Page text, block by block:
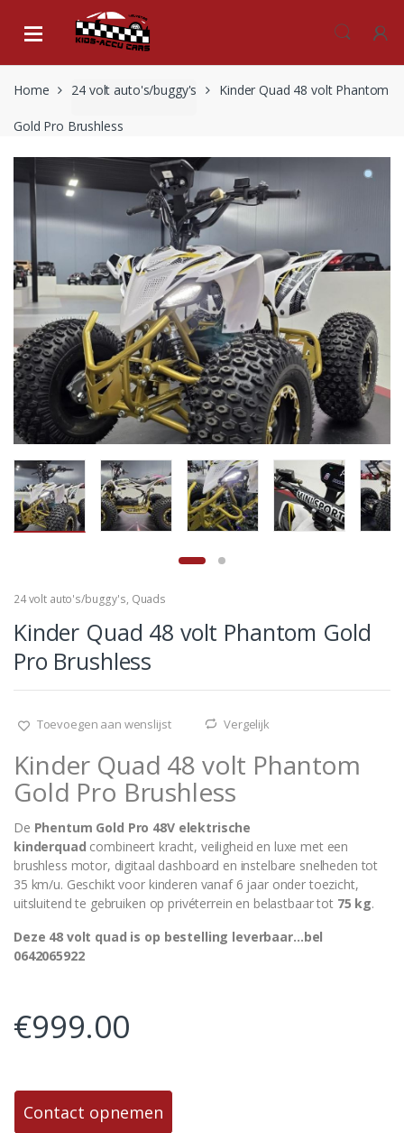
Home 24 volt auto's/buggy's Kinder Quad 48 volt Phantom
Gold Pro Brushless
24 volt auto's/buggy's, Quads
Kinder Quad 48 volt Phantom Gold
Pro Brushless
Toevoegen aan wenslijst Vergelijk
Kinder Quad 48 volt Phantom
Gold Pro Brushless
De Phentum Gold Pro 48V elektrische
kinderquad combineert kracht, veiligheid en luxe met een
brushless motor, digitaal dashboard en instelbare snelheden tot
35 km/u. Geschikt voor kinderen vanaf 6 jaar onder toezicht,
uitsluitend te gebruiken op privéterrein en belastbaar tot 75 kg.
Deze 48 volt quad is op bestelling leverbaar…bel
0642065922
€999.00
Contact opnemen